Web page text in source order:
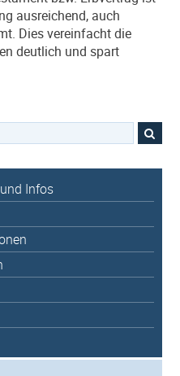
ausreichend, auch
Dies vereinfacht die
deutlich und spart
Infos